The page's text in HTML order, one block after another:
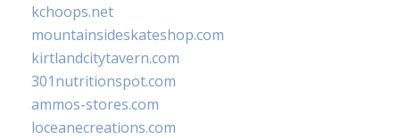
kchoops.net
mountainsideskateshop.com
kirtlandcitytavern.com
301nutritionspot.com
ammos-stores.com
loceanecreations.com